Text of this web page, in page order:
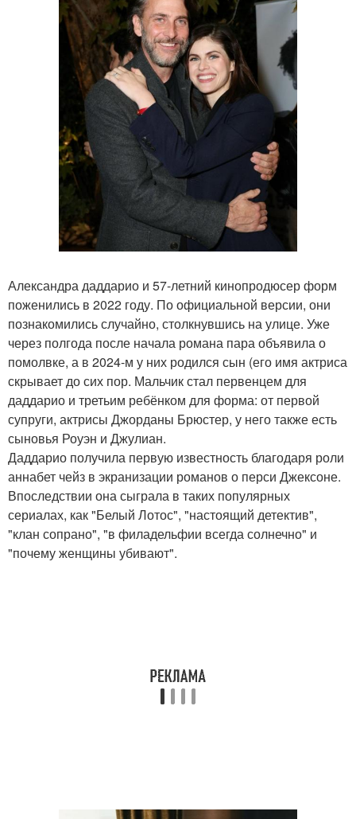
Александра даддарио и 57-летний кинопродюсер форм
поженились в 2022 году. По официальной версии, они
познакомились случайно, столкнувшись на улице. Уже
через полгода после начала романа пара объявила о
помолвке, а в 2024-м у них родился сын (его имя актриса
скрывает до сих пор. Мальчик стал первенцем для
даддарио и третьим ребёнком для форма: от первой
супруги, актрисы Джорданы Брюстер, у него также есть
сыновья Роуэн и Джулиан.
Даддарио получила первую известность благодаря роли
аннабет чейз в экранизации романов о перси Джексоне.
Впоследствии она сыграла в таких популярных
сериалах, как "Белый Лотос", "настоящий детектив",
"клан сопрано", "в филадельфии всегда солнечно" и
"почему женщины убивают".